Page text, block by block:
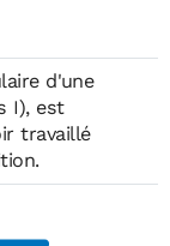
d'une
I), est
travaillé